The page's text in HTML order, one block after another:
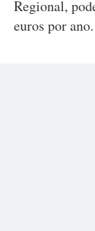
Regional,
euros por ano.